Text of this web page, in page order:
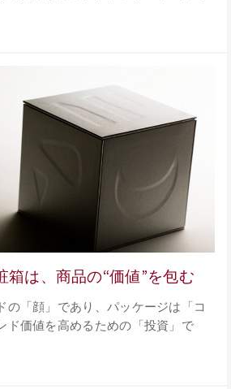
箱は、商品の“価値”を包む
の「顔」であり、パッケージは「コ
ド価値を高めるための「投資」で